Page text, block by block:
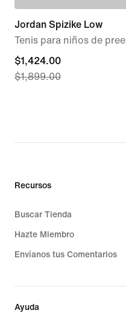
Jordan Spizike Low
Tenis para niños de
current
price
$1,899.00
$1,424.00
$1,899.00
Recursos
Buscar Tienda
Hazte Miembro
Envíanos tus Comentarios
Ayuda